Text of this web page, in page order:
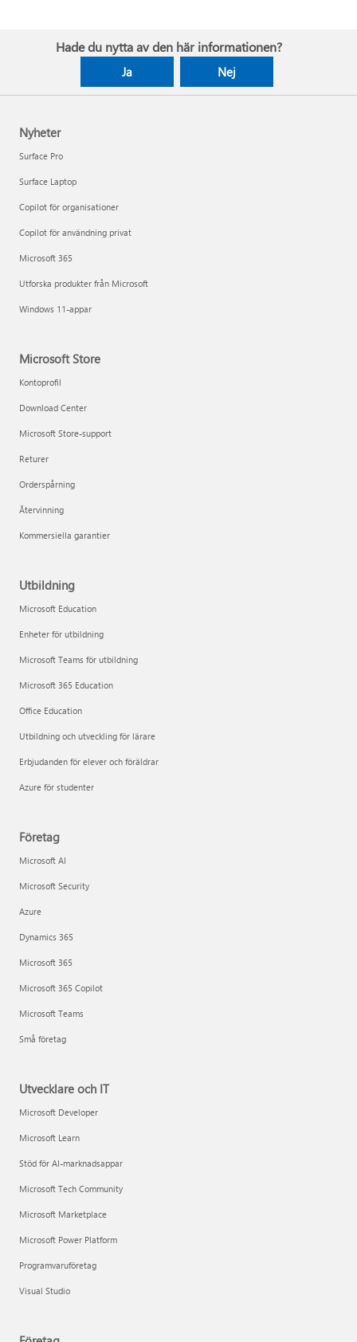
Hade du nytta av den här informationen?
Ja Nej
Nyheter
Surface Pro
Surface Laptop
Copilot för organisationer
Copilot för användning privat
Microsoft 365
Utforska produkter från Microsoft
Windows 11-appar
Microsoft Store
Kontoprofil
Download Center
Microsoft Store-support
Returer
Orderspårning
Återvinning
Kommersiella garantier
Utbildning
Microsoft Education
Enheter för utbildning
Microsoft Teams för utbildning
Microsoft 365 Education
Office Education
Utbildning och utveckling för lärare
Erbjudanden för elever och föräldrar
Azure för studenter
Företag
Microsoft AI
Microsoft Security
Azure
Dynamics 365
Microsoft 365
Microsoft 365 Copilot
Microsoft Teams
Små företag
Utvecklare och IT
Microsoft Developer
Microsoft Learn
Stöd för AI-marknadsappar
Microsoft Tech Community
Microsoft Marketplace
Microsoft Power Platform
Programvaruföretag
Visual Studio